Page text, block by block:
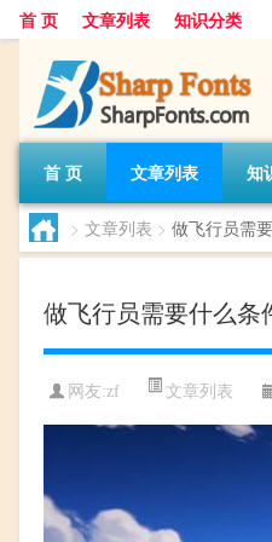
首 页 文章列表 知识分类
首 页 文章列表 知
> 文章列表 > 做飞行员需
做飞行员需要什么条
网友:zf 文章列表